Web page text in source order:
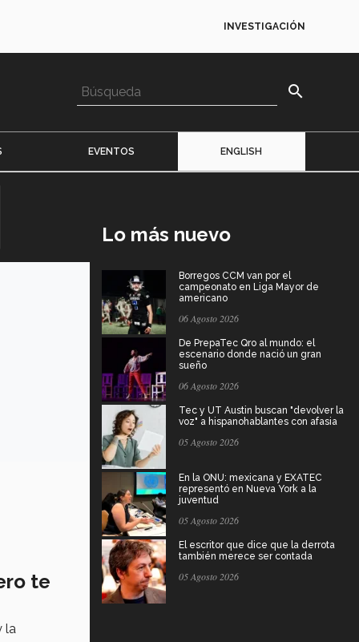
INVESTIGACIÓN
search
EVENTOS ENGLISH
te
la
Lo más nuevo
Borregos CCM van por el
campeonato en Liga Mayor de
americano
06 Agosto 2026
De PrepaTec Qro al mundo: el
escenario donde nació un gran
sueño
06 Agosto 2026
Tec y UT Austin buscan "devolver la
voz" a hispanohablantes con afasia
05 Agosto 2026
En la ONU: mexicana y EXATEC
representó en Nueva York a la
juventud
05 Agosto 2026
El escritor que dice que la derrota
también merece ser contada
05 Agosto 2026